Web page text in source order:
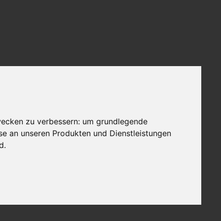
zu verbessern: um grundlegende
an unseren Produkten und Dienstleistungen
.